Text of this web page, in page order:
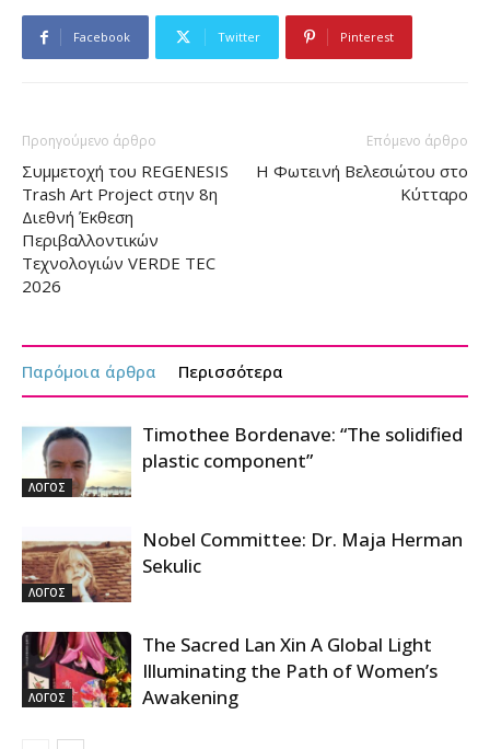
Facebook Twitter Pinterest
Προηγούμενο άρθρο
Συμμετοχή του REGENESIS
Τrash Art Project στην 8η
Διεθνή Έκθεση
Περιβαλλοντικών
Τεχνολογιών VERDE TEC
2026
Επόμενο άρθρο
Η Φωτεινή Βελεσιώτου στο
Κύτταρο
Παρόμοια άρθρα Περισσότερα
ΛΟΓΟΣ
Timothee Bordenave: “The solidified
plastic component”
ΛΟΓΟΣ
Nobel Committee: Dr. Maja Herman
Sekulic
ΛΟΓΟΣ
The Sacred Lan Xin A Global Light
Illuminating the Path of Women’s
Awakening